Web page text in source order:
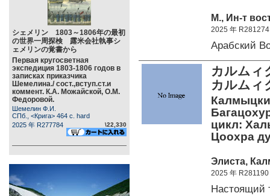
シェメリン 1803～1806年の最初
の世界一周探検 露米会社執事シ
ェメリンの覚書から
Первая кругосветная
экспедиция 1803-1806 годов в
записках приказчика
Шемелина./ сост.,вступ.ст.и
коммент. К.А. Можайской, О.М.
Федоровой.
Шемелин Ф.И.
СПб., <Крига> 464 c. hard
2025 年 R277784
\22,330
М., Ин-т
2025 年 R281274
Арабский
カルムィ
カルム
цикл:
Цоохра
Элиста,
2025 年 R281190
Настоящий